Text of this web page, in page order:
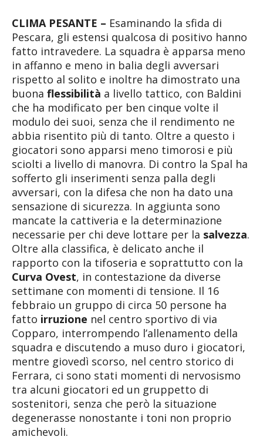
CLIMA PESANTE – Esaminando la sfida di
Pescara, gli estensi qualcosa di positivo hanno
fatto intravedere. La squadra è apparsa meno
in affanno e meno in balia degli avversari
rispetto al solito e inoltre ha dimostrato una
buona flessibilità a livello tattico, con Baldini
che ha modificato per ben cinque volte il
modulo dei suoi, senza che il rendimento ne
abbia risentito più di tanto. Oltre a questo i
giocatori sono apparsi meno timorosi e più
sciolti a livello di manovra. Di contro la Spal ha
sofferto gli inserimenti senza palla degli
avversari, con la difesa che non ha dato una
sensazione di sicurezza. In aggiunta sono
mancate la cattiveria e la determinazione
necessarie per chi deve lottare per la salvezza.
Oltre alla classifica, è delicato anche il
rapporto con la tifoseria e soprattutto con la
Curva Ovest, in contestazione da diverse
settimane con momenti di tensione. Il 16
febbraio un gruppo di circa 50 persone ha
fatto irruzione nel centro sportivo di via
Copparo, interrompendo l’allenamento della
squadra e discutendo a muso duro i giocatori,
mentre giovedì scorso, nel centro storico di
Ferrara, ci sono stati momenti di nervosismo
tra alcuni giocatori ed un gruppetto di
sostenitori, senza che però la situazione
degenerasse nonostante i toni non proprio
amichevoli.